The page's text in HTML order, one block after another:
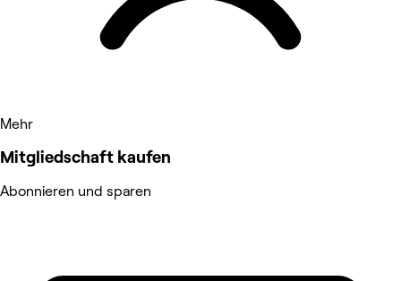
Mehr
Mitgliedschaft kaufen
Abonnieren und sparen